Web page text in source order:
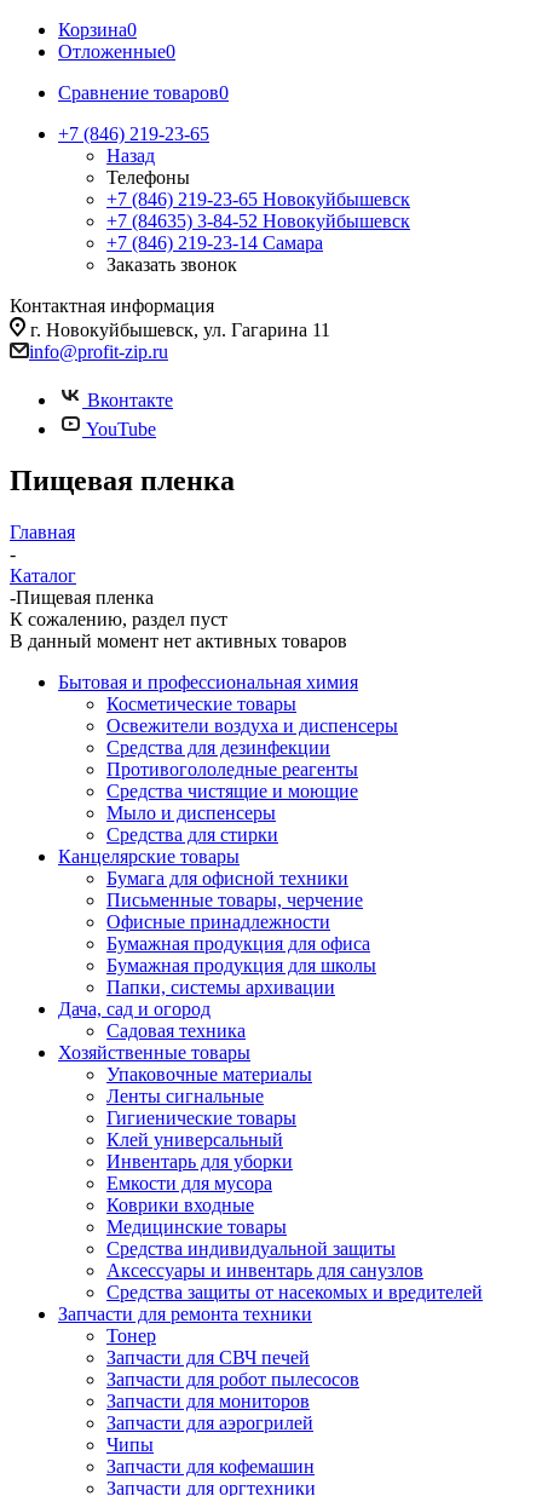
Корзина0
Отложенные0
Сравнение товаров0
+7 (846) 219-23-65
Назад
Телефоны
+7 (846) 219-23-65 Новокуйбышевск
+7 (84635) 3-84-52 Новокуйбышевск
+7 (846) 219-23-14 Самара
Заказать звонок
Контактная информация
г. Новокуйбышевск, ул. Гагарина 11
info@profit-zip.ru
Вконтакте
YouTube
Пищевая пленка
Главная
-
Каталог
-Пищевая пленка
К сожалению, раздел пуст
В данный момент нет активных товаров
Бытовая и профессиональная химия
Косметические товары
Освежители воздуха и диспенсеры
Средства для дезинфекции
Противогололедные реагенты
Средства чистящие и моющие
Мыло и диспенсеры
Средства для стирки
Канцелярские товары
Бумага для офисной техники
Письменные товары, черчение
Офисные принадлежности
Бумажная продукция для офиса
Бумажная продукция для школы
Папки, системы архивации
Дача, сад и огород
Садовая техника
Хозяйственные товары
Упаковочные материалы
Ленты сигнальные
Гигиенические товары
Клей универсальный
Инвентарь для уборки
Емкости для мусора
Коврики входные
Медицинские товары
Средства индивидуальной защиты
Аксессуары и инвентарь для санузлов
Средства защиты от насекомых и вредителей
Запчасти для ремонта техники
Тонер
Запчасти для СВЧ печей
Запчасти для робот пылесосов
Запчасти для мониторов
Запчасти для аэрогрилей
Чипы
Запчасти для кофемашин
Запчасти для оргтехники